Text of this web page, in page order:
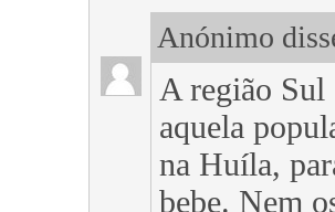
Anónimo
A região Sul
aquela
na Huíla,
bebe. Nem